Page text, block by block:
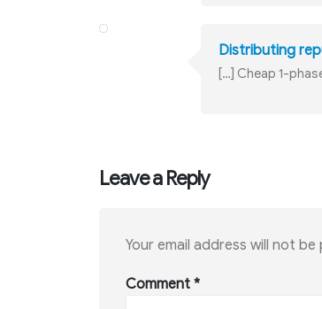
Distributing
[…] Cheap 1-
Leave a Reply
Your email address will not be
Comment *